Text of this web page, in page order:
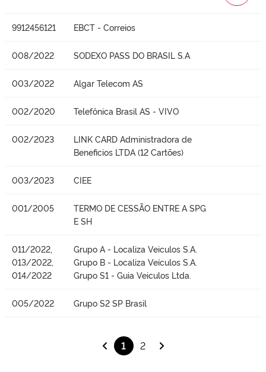
9912456121 EBCT - Correios
008/2022 SODEXO PASS DO BRASIL S.A
003/2022 Algar Telecom AS
002/2020 Telefônica Brasil AS - VIVO
002/2023
LINK CARD Administradora de
Beneficios LTDA (12 Cartões)
003/2023 CIEE
001/2005
TERMO DE CESSÃO ENTRE A SPG
E SH
011/2022,
013/2022,
014/2022
Grupo A - Localiza Veiculos S.A.
Grupo B - Localiza Veículos S.A.
Grupo S1 - Guia Veiculos Ltda.
005/2022 Grupo S2 SP Brasil
1 2